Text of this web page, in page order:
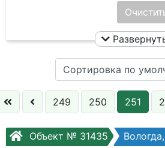
Ничего не
Цена:
Кол. комнат:
Этаж:
Слово:
Сортировка по
249 250 251
Объект № 31435 Вологда,